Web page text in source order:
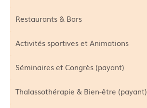
Restaurants & Bars
Activités sportives et Animations
Séminaires et Congrès (payant)
Thalassothérapie & Bien-être (payant)